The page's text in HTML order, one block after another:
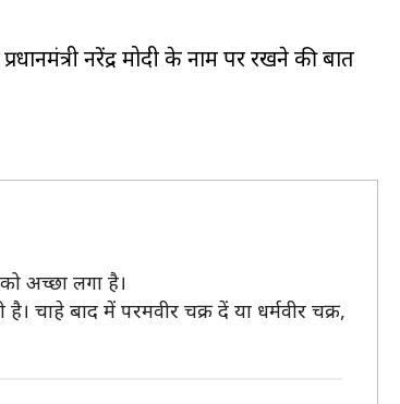
नरेंद्र मोदी के नाम पर रखने की बात
अच्छा लगा है।
चाहे बाद में परमवीर चक्र दें या धर्मवीर चक्र,